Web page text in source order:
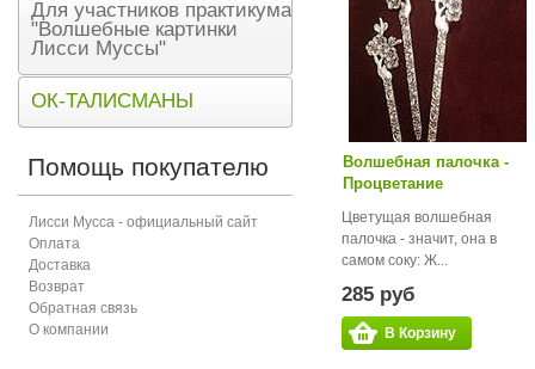
Волшебная палочка -
Процветание
Цветущая волшебная
палочка - значит, она в
самом соку: Ж...
285 руб
В Корзину
Для участников практикума
"Волшебные картинки
Лисси Муссы"
ОК-ТАЛИСМАНЫ
Помощь покупателю
Лисси Мусса - официальный сайт
Оплата
Доставка
Возврат
Обратная связь
О компании